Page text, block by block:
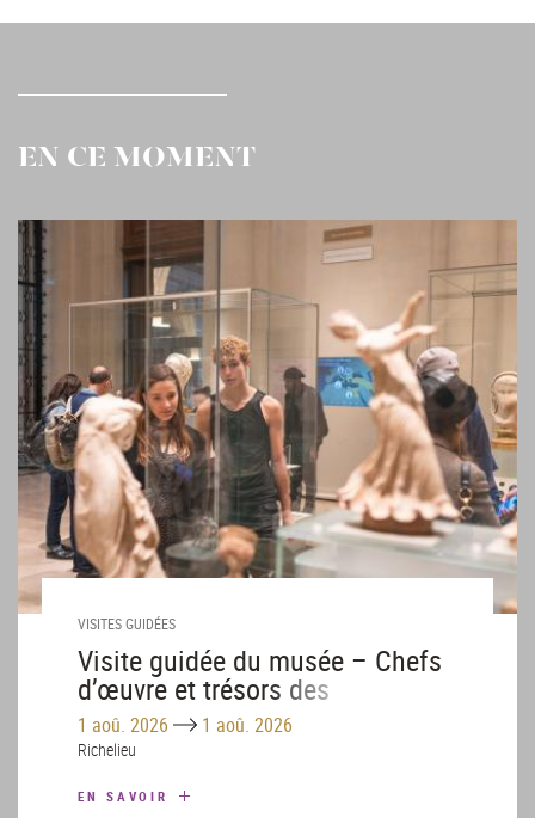
EN CE MOMENT
VISITES GUIDÉES
Visite guidée du musée – Chefs
d’œuvre et trésors des
collections – Août
1 aoû. 2026 Until1 aoû. 2026
Richelieu
EN SAVOIR